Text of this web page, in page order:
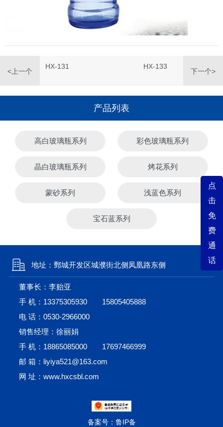
<上一个
HX-131
下一个>
HX-133
点
击
免
费
通
话
产品列表
高白玻璃瓶系列 彩色玻璃瓶系列
晶白玻璃瓶系列 烤花系列
蒙砂系列 浅蓝色系列
宝石蓝系列
地址：鄄城开发区城濮街北侧凤凰路东侧
董事长：李贻亚
手 机： 13375305930
15805405888
电 话： 0530-2966000
销售经理：徐丽娟
手 机： 18865085000
17697466999
邮 箱：liyiya521@163.com
网 址：www.hxcsbl.com
备案号：鲁IP备